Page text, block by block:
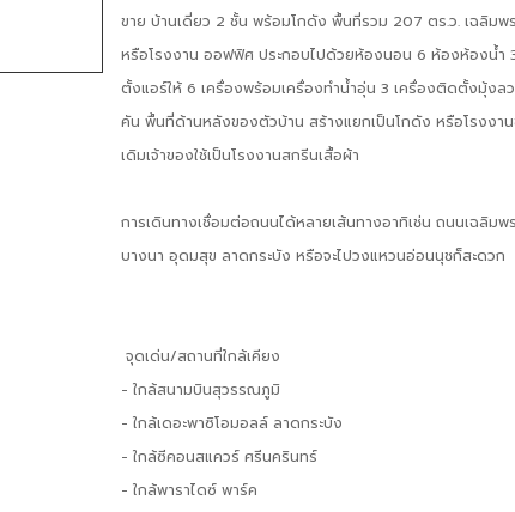
ขาย บ้านเดี่ยว 2 ชั้น พร้อมโกดัง พื้นที่รวม 207 ตร.ว. เฉลิมพ
หรือโรงงาน ออฟฟิศ ประกอบไปด้วยห้องนอน 6 ห้องห้องน้
ตั้งแอร์ให้ 6 เครื่องพร้อมเครื่องทำน้ำอุ่น 3 เครื่องติดตั้งมุ้ง
คัน พื้นที่ด้านหลังของตัวบ้าน สร้างแยกเป็นโกดัง หรือโรงงา
เดิมเจ้าของใช้เป็นโรงงานสกรีนเสื้อผ้า
การเดินทางเชื่อมต่อถนนได้หลายเส้นทางอาทิเช่น ถนนเฉลิม
บางนา อุดมสุข ลาดกระบัง หรือจะไปวงแหวนอ่อนนุชก็สะดวก
จุดเด่น/สถานที่ใกล้เคียง
- ใกล้สนามบินสุวรรณภูมิ
- ใกล้เดอะพาซิโอมอลล์ ลาดกระบัง
- ใกล้ซีคอนสแควร์ ศรีนครินทร์
- ใกล้พาราไดซ์ พาร์ค